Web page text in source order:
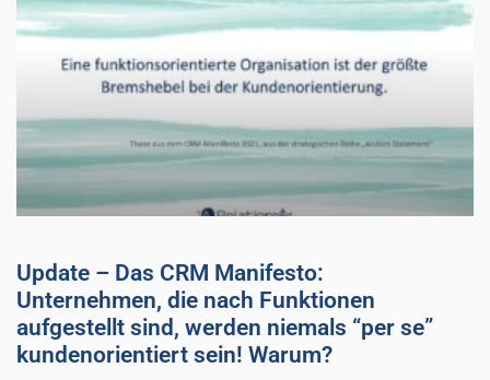
Update – Das CRM Manifesto:
Unternehmen, die nach Funktionen
aufgestellt sind, werden niemals “per se”
kundenorientiert sein! Warum?